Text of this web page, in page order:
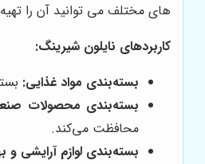
های مختلف می توانید آن را تهیه
کاربردهای نایلون شیرینگ:
بسته‌بندی مواد غذایی:
بسته‌بندی محصولات
محافظت می‌کند.
بسته‌بندی لوازم آرایشی و